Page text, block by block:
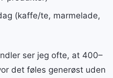
(kaffe/te, marmelade,
ser jeg ofte, at 400–
det føles generøst uden